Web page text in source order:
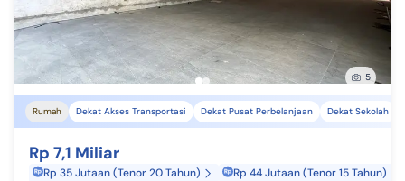
5
Rumah Dekat Akses Transportasi Dekat Pusat Perbelanjaan Dekat Sekolah
Rp 7,1 Miliar
Rp 35 Jutaan (Tenor 20 Tahun) Rp 44 Jutaan (Tenor 15 Tahun)